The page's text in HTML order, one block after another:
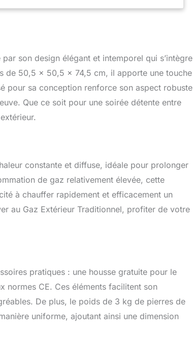
son design élégant et intemporel qui s’intègre
de 50,5 x 50,5 x 74,5 cm, il apporte une touche
pour sa conception renforce son aspect robuste
Que ce soit pour une soirée détente entre
constante et diffuse, idéale pour prolonger
de gaz relativement élevée, cette
à chauffer rapidement et efficacement un
au Gaz Extérieur Traditionnel, profiter de votre
pratiques : une housse gratuite pour le
normes CE. Ces éléments facilitent son
De plus, le poids de 3 kg de pierres de
uniforme, ajoutant ainsi une dimension